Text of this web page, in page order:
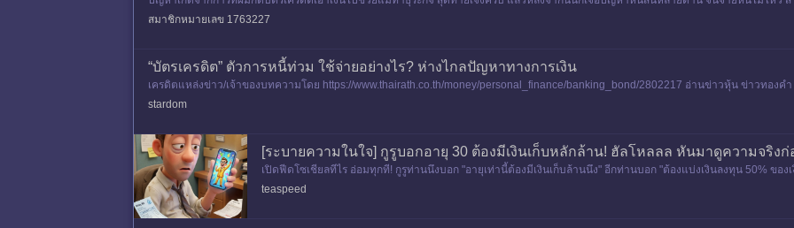
สามารถใช้ได้
สมาชิกหมายเลข 1763227
“บัตรเครดิต” ตัวการหนี้ท่วม ใช้จ่ายอย่างไร? ห่างไกลปัญหาทางการเงิน
เครดิตแหล่งข่าว/เจ้าของบทความโดย https://www.thairath.co.th/money/personal_finance/banking_bond/2802217 อ่านข่าวหุ้น ข่าวทองค
stardom
[ระบายความในใจ] กูรูบอกอายุ 30 ต้องมีเงินเก็บหลักล้าน! ฮัลโหลลล หันมาดูความจริง
เปิดฟีดโซเชียลทีไร อ่อมทุกที! กูรูท่านนึงบอก "อายุเท่านี้ต้องมีเงินเก็บล้านนึง" อีกท่านบอก "ต้องแบ่งเงินลงทุน 50% ขอ
ตัวเองตอนนี
teaspeed